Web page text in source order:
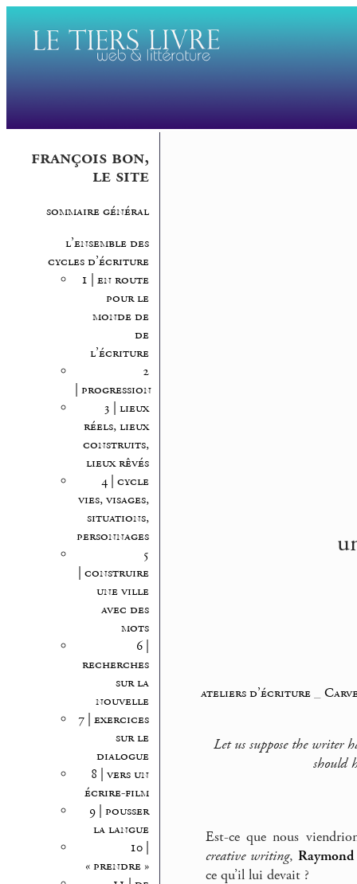
françois bon,
le site
sommaire général
l’ensemble des
cycles d’écriture
1 | en route
pour le
monde de
de
l’écriture
2
| progression
3 | lieux
réels, lieux
construits,
lieux rêvés
4 | cycle
vies, visages,
situations,
personnages
5
| construire
une ville
avec des
mots
6 |
recherches
sur la
nouvelle
7 | exercices
sur le
dialogue
8 | vers un
écrire-film
9 | pousser
la langue
10 |
« prendre »
ateliers d’écriture_
Let us suppose the writer
should
Est-ce que nous
creative writing,
ce qu’il lui devait ?